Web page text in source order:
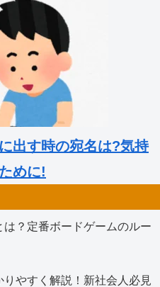
出す時の宛名は?気持
めに!
？定番ボードゲームのルー
やすく解説！新社会人必見